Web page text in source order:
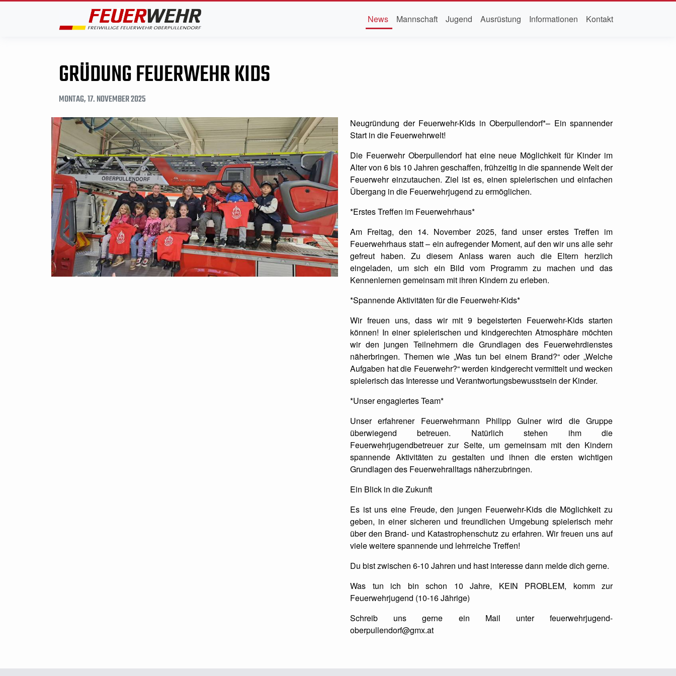
News Mannschaft Jugend Ausrüstung Informationen Kontakt
GRÜDUNG FEUERWEHR KIDS
MONTAG, 17. NOVEMBER 2025
Neugründung der Feuerwehr-Kids in Oberpullendorf*– Ein spannender
Start in die Feuerwehrwelt!
Die Feuerwehr Oberpullendorf hat eine neue Möglichkeit für Kinder im
Alter von 6 bis 10 Jahren geschaffen, frühzeitig in die spannende Welt der
Feuerwehr einzutauchen. Ziel ist es, einen spielerischen und einfachen
Übergang in die Feuerwehrjugend zu ermöglichen.
*Erstes Treffen im Feuerwehrhaus*
Am Freitag, den 14. November 2025, fand unser erstes Treffen im
Feuerwehrhaus statt – ein aufregender Moment, auf den wir uns alle sehr
gefreut haben. Zu diesem Anlass waren auch die Eltern herzlich
eingeladen, um sich ein Bild vom Programm zu machen und das
Kennenlernen gemeinsam mit ihren Kindern zu erleben.
*Spannende Aktivitäten für die Feuerwehr-Kids*
Wir freuen uns, dass wir mit 9 begeisterten Feuerwehr-Kids starten
können! In einer spielerischen und kindgerechten Atmosphäre möchten
wir den jungen Teilnehmern die Grundlagen des Feuerwehrdienstes
näherbringen. Themen wie „Was tun bei einem Brand?“ oder „Welche
Aufgaben hat die Feuerwehr?“ werden kindgerecht vermittelt und wecken
spielerisch das Interesse und Verantwortungsbewusstsein der Kinder.
*Unser engagiertes Team*
Unser erfahrener Feuerwehrmann Philipp Gulner wird die Gruppe
überwiegend betreuen. Natürlich stehen ihm die
Feuerwehrjugendbetreuer zur Seite, um gemeinsam mit den Kindern
spannende Aktivitäten zu gestalten und ihnen die ersten wichtigen
Grundlagen des Feuerwehralltags näherzubringen.
Ein Blick in die Zukunft
Es ist uns eine Freude, den jungen Feuerwehr-Kids die Möglichkeit zu
geben, in einer sicheren und freundlichen Umgebung spielerisch mehr
über den Brand- und Katastrophenschutz zu erfahren. Wir freuen uns auf
viele weitere spannende und lehrreiche Treffen!
Du bist zwischen 6-10 Jahren und hast interesse dann melde dich gerne.
Was tun ich bin schon 10 Jahre, KEIN PROBLEM, komm zur
Feuerwehrjugend (10-16 Jährige)
Schreib uns gerne ein Mail unter feuerwehrjugend-
oberpullendorf@gmx.at